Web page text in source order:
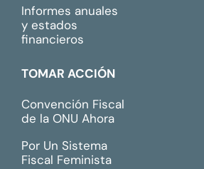
Informes anuales
y estados
financieros
TOMAR ACCIÓN
Convención Fiscal
de la ONU Ahora
Por Un Sistema
Fiscal Feminista